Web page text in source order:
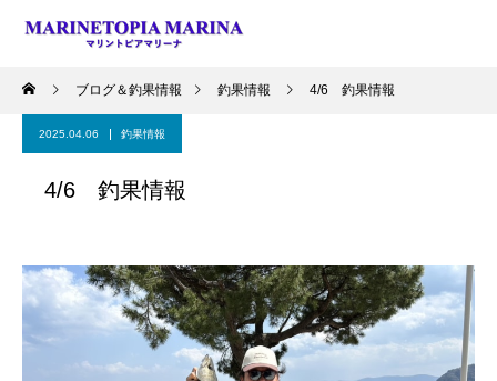
ブログ＆釣果情報 釣果情報 4/6 釣果情報
2025.04.06 釣果情報
4/6 釣果情報